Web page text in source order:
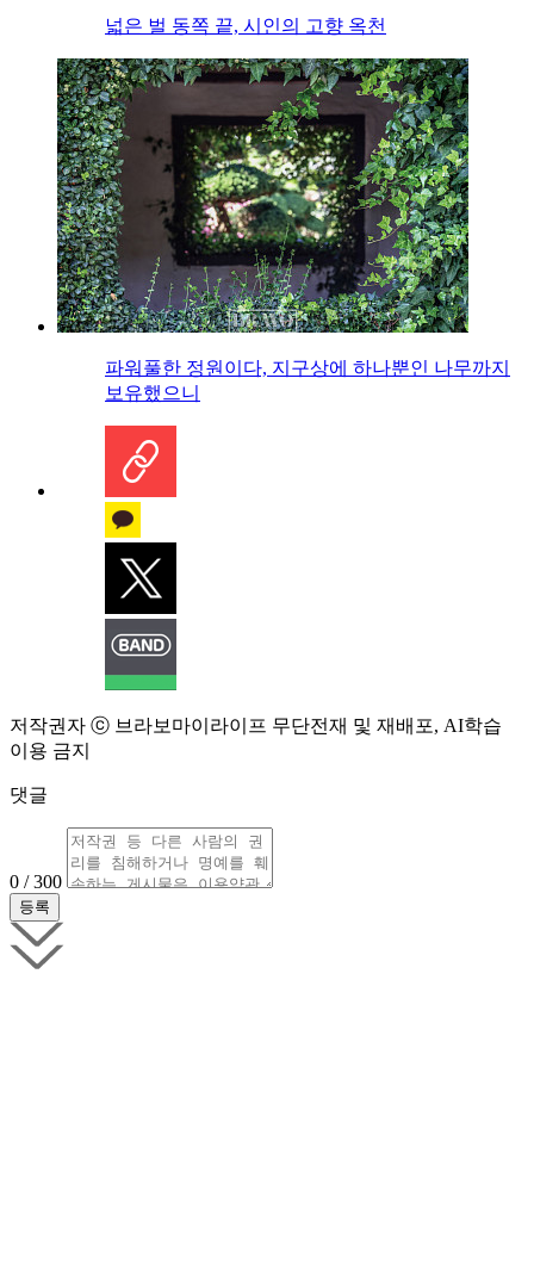
넓은 벌 동쪽 끝, 시인의 고향 옥천
파워풀한 정원이다, 지구상에 하나뿐인 나무까지
보유했으니
저작권자 ⓒ 브라보마이라이프 무단전재 및 재배포, AI학습
이용 금지
댓글
0 / 300